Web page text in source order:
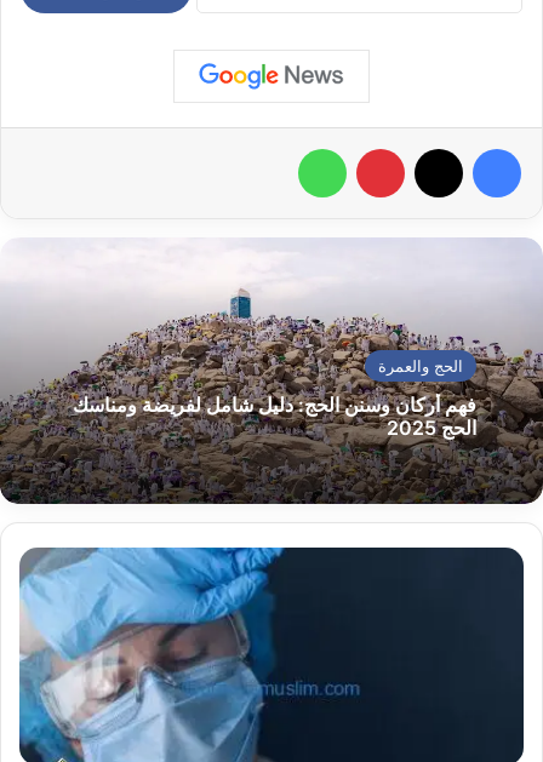
فيسبوك بينتيريست
الحج والعمرة
فهم أركان وسنن الحج: دليل شامل لفريضة ومناسك
الحج 2025
أول